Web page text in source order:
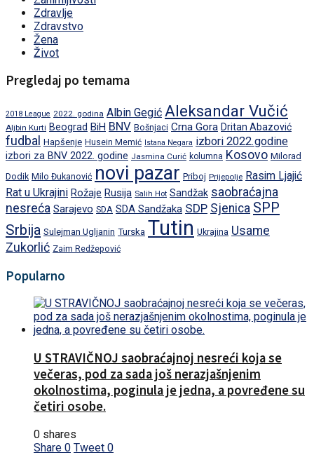
Zdravlje
Zdravstvo
Žena
Život
Pregledaj po temama
2018 League 2022. godina Albin Gegić Aleksandar Vučić
Aljbin Kurti Beograd BiH BNV Bošnjaci Crna Gora Dritan Abazović
fudbal Hapšenje Husein Memić Istana Negara izbori 2022.godine
izbori za BNV 2022. godine Jasmina Curić kolumna Kosovo Milorad
Dodik Milo Đukanović novi pazar Priboj Prijepolje Rasim Ljajić
Rat u Ukrajini Rožaje Rusija Salih Hot Sandžak saobraćajna
nesreća Sarajevo SDA SDA Sandžaka SDP Sjenica SPP
Srbija Sulejman Ugljanin Turska Tutin Ukrajina Usame
Zukorlić Zaim Redžepović
Popularno
U STRAVIČNOJ saobraćajnoj nesreći koja se
večeras, pod za sada još nerazjašnjenim
okolnostima, poginula je jedna, a povređene su
četiri osobe.
0 shares
Share 0 Tweet 0